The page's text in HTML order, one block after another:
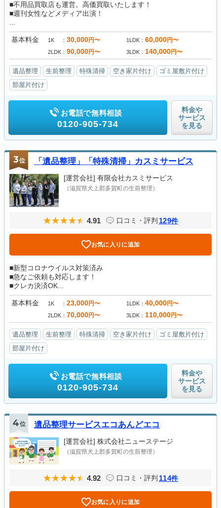
■不用品買取店も運営。高価買取いたします！
■週刊女性などメディア出演！
基本料金 1K 30,000円〜 1LDK 60,000円〜
2LDK 90,000円〜 3LDK 140,000円〜
遺品整理 生前整理 特殊清掃 空き家片付け
ゴミ屋敷片付け
部屋片付け
お電話で無料相談
0120-905-734
料金や
サービス
を見る
3位 「遺品整理」「特殊清掃」カスミサービス
[運営会社] 有限会社カスミサービス
（滋賀県犬上郡多賀町の生前整理）
4.91 口コミ・評判 129件
お気に入りに追加
■新型コロナウイルス対策済み
■急なご依頼も対応します！
■クレカ決済OK...
基本料金 1K 23,000円〜 1LDK 40,000円〜
2LDK 70,000円〜 3LDK 110,000円〜
遺品整理 生前整理 特殊清掃 空き家片付け
ゴミ屋敷片付け
部屋片付け
お電話で無料相談
0120-905-734
料金や
サービス
を見る
4位 遺品整理サービスエコあんどエコ
[運営会社] 株式会社ニューステージ
（滋賀県犬上郡多賀町の生前整理）
4.92 口コミ・評判 114件
お気に入りに追加